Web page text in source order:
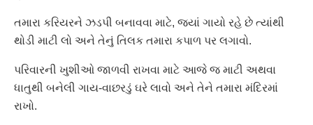
તમારા કરિયરને ઝડપી બનાવવા માટે, જ્યાં ગાયો રહે છે ત્યાંથી
થોડી માટી લો અને તેનું તિલક તમારા કપાળ પર લગાવો.
પરિવારની ખુશીઓ જાળવી રાખવા માટે આજે જ માટી અથવા
ધાતુથી બનેલી ગાય-વાછરડું ઘરે લાવો અને તેને તમારા મંદિરમાં
રાખો.